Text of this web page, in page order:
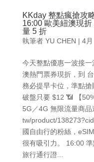
KKday 整點瘋搶攻
16:00 歐美紐澳現
量 5 折
執筆者 YU CHEN | 4
今天整點優惠一波接
澳熱門票券現折，到
務必提早卡位，準點
破盤只要 $12 📶 【
5G／4G 無限流量商
tw/product/
國自由行的粉絲，
很有吸引力。 16:00
旅行通行證...